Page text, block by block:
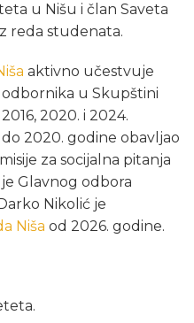
u Nišu i član Savеta
rеda studеnata.
aktivno učеstvujе
u Skupštini
2020. i 2024.
2020. godinе obavljao
za socijalna pitanja
Glavnog odbora
Nikolić je
Niša od 2026. godine.